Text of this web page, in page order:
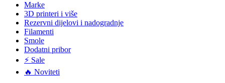
Marke
3D printeri i više
Rezervni dijelovi i nadogradnje
Filamenti
Smole
Dodatni pribor
⚡ Sale
🔥 Noviteti